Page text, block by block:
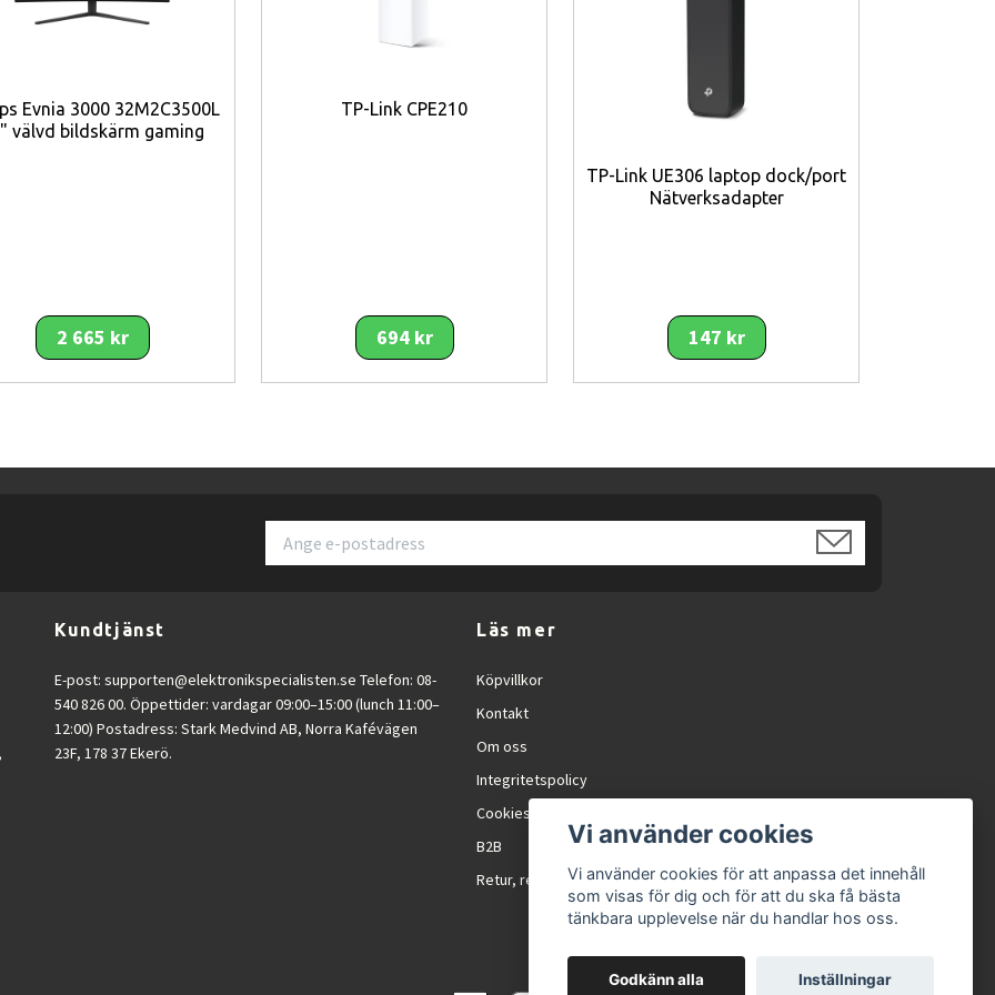
premiumdesign
och malet kaffe vilket ger större flexibilitet beroende på användarens preferenser.
Evnia 3000 32M2C3500L
välvd bildskärm gaming
2 665 kr
TP-Link CPE210
694 kr
TP-Link UE306 laptop dock/port
Nätverksadapter
147 kr
Kundtjänst
E-post: supporten@elektronikspecialisten.se Telefon: 08-
540 826 00. Öppettider: vardagar 09:00–15:00 (lunch 11:00–
12:00) Postadress: Stark Medvind AB, Norra Kafévägen
23F, 178 37 Ekerö.
Läs mer
Köpvillkor
Kontakt
Om oss
Integritetspolicy
Cookies
B2B
Retur, reklamation och RMA
Vi använder cookies
Vi använder cookies för att anpassa det innehåll
som visas för dig och för att du ska få bästa
tänkbara upplevelse när du handlar hos oss.
Godkänn alla Inställningar